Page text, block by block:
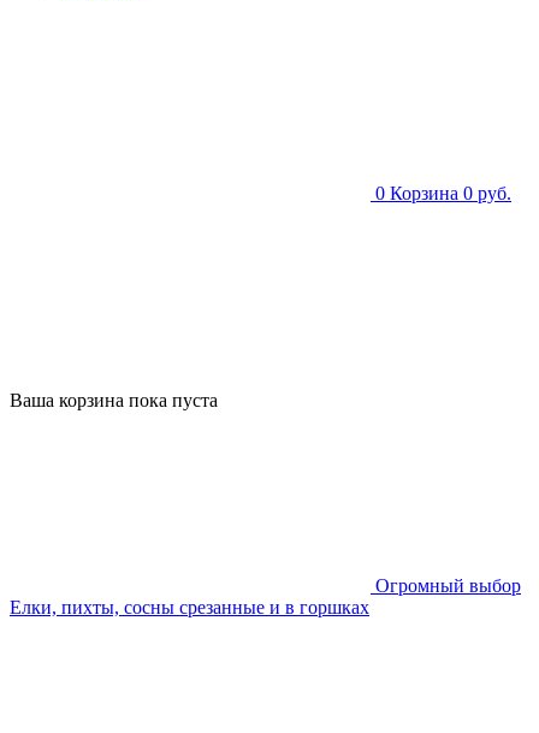
0 Корзина 0 руб.
Ваша корзина пока пуста
Огромный выбор
Елки, пихты, сосны срезанные и в горшках